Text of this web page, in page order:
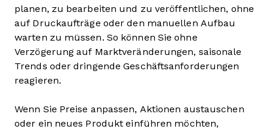
planen, zu bearbeiten und zu veröffentlichen, ohne
auf Druckaufträge oder den manuellen Aufbau
warten zu müssen. So können Sie ohne
Verzögerung auf Marktveränderungen, saisonale
Trends oder dringende Geschäftsanforderungen
reagieren.
Wenn Sie Preise anpassen, Aktionen austauschen
oder ein neues Produkt einführen möchten,